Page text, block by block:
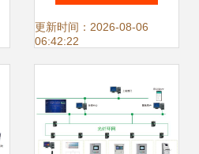
关键枢纽
更新时间：2026-08-06
06:42:22